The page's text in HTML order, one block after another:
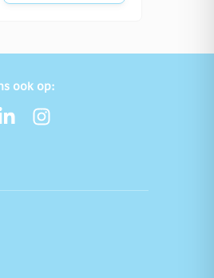
ook op: